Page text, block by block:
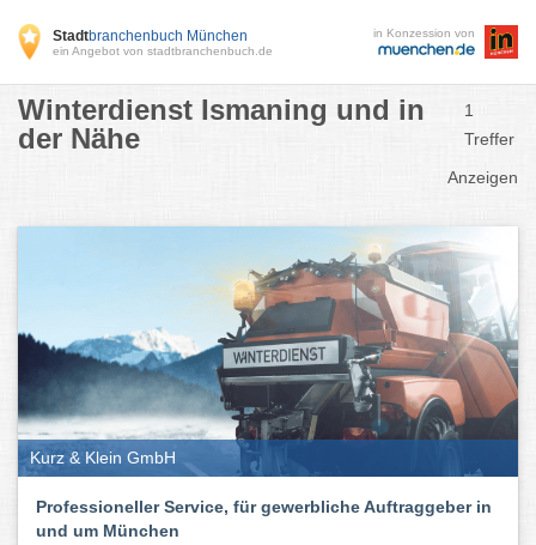
Stadtbranchenbuch München
ein Angebot von stadtbranchenbuch.de
in Konzession von
Winterdienst Ismaning und in
der Nähe
1
Treffer
Anzeigen
Kurz & Klein GmbH
Professioneller Service, für gewerbliche Auftraggeber in
und um München